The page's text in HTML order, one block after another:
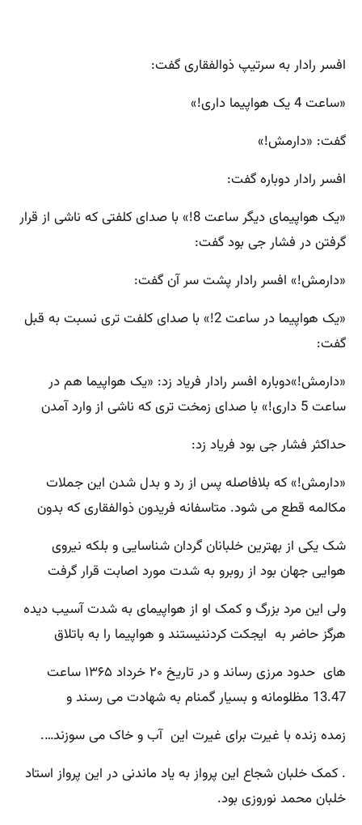
افسر رادار به سرتیپ ذوالفقاری گفت:
«ساعت 4 یک هواپیما داری!»
گفت: «دارمش!»
افسر رادار دوباره گفت:
«یک هواپیمای دیگر ساعت 8!» با صدای کلفتی که ناشی از قرار
گرفتن در فشار جی بود گفت:
«دارمش!» افسر رادار پشت سر آن گفت:
«یک هواپیما در ساعت 2!» با صدای کلفت تری نسبت به قبل
گفت:
«دارمش!»دوباره افسر رادار فریاد زد: «یک هواپیما هم در
ساعت 5 داری!» با صدای زمخت تری که ناشی از وارد آمدن
حداکثر فشار جی بود فریاد زد:
«دارمش!» که بلافاصله پس از رد و بدل شدن این جملات
مکالمه قطع می شود. متاسفانه فریدون ذوالفقاری که بدون
شک یکی از بهترین خلبانان گردان شناسایی و بلکه نیروی
هوایی جهان بود از روبرو به شدت مورد اصابت قرار گرفت
ولی این مرد بزرگ و کمک او از هواپیمای به شدت آسیب دیده
هرگز حاضر به ایجکت کردننیستند و هواپیما را به باتلاق
های حدود مرزی رساند و در تاریخ ۲۰ خرداد ۱۳۶۵ ساعت
13.47 مظلومانه و بسیار گمنام به شهادت می رسند و
زمده زنده با غیرت برای غیرت این آب و خاک می سوزند….
. کمک خلبان شجاع این پرواز به یاد ماندنی در این پرواز استاد
خلبان محمد نوروزی بود.